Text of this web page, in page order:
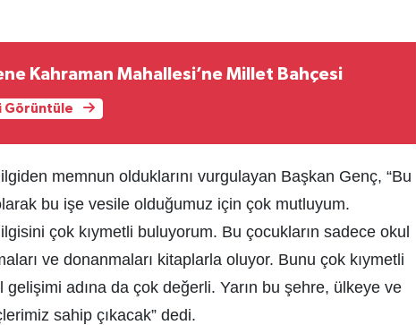
Kahraman Mahallesi’ne Millet Bahçesi
Görüntüle
memnun olduklarını vurgulayan Başkan Genç, “Bu
bu işe vesile olduğumuz için çok mutluyum.
çok kıymetli buluyorum. Bu çocukların sadece okul
ve donanmaları kitaplarla oluyor. Bunu çok kıymetli
adına da çok değerli. Yarın bu şehre, ülkeye ve
sahip çıkacak” dedi.